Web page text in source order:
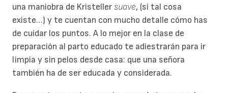
una maniobra de Kristeller suave, (si tal cosa
existe…) y te cuentan con mucho detalle cómo has
de cuidar los puntos. A lo mejor en la clase de
preparación al parto educado te adiestrarán para ir
limpia y sin pelos desde casa: que una señora
también ha de ser educada y considerada.